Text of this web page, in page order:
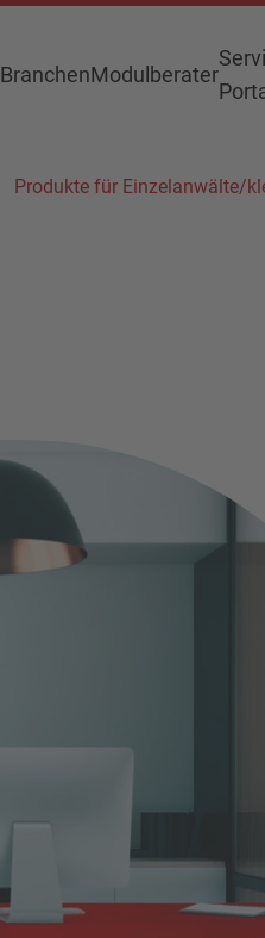
BranchenModulberater
Produkte für Einzelanwälte/